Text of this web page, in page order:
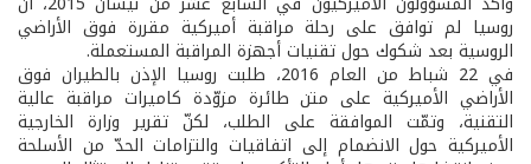
روسيا لم توافق على رحلة مراقبة أميركية مقررة فوق الأراضي
الروسية بعد شكوك حول تقنيات أجهزة المراقبة المستعملة.
في 22 شباط من العام 2016، طلبت روسيا الإذن بالطيران فوق
الأراضي الأميركية على متن طائرة مزوّدة كاميرات مراقبة عالية
التقنية، وتمّت الموافقة على الطلب، لكنّ تقرير وزارة الخارجية
الأميركية حول الانضمام إلى اتفاقيات والتزامات الحدّ من الأسلحة